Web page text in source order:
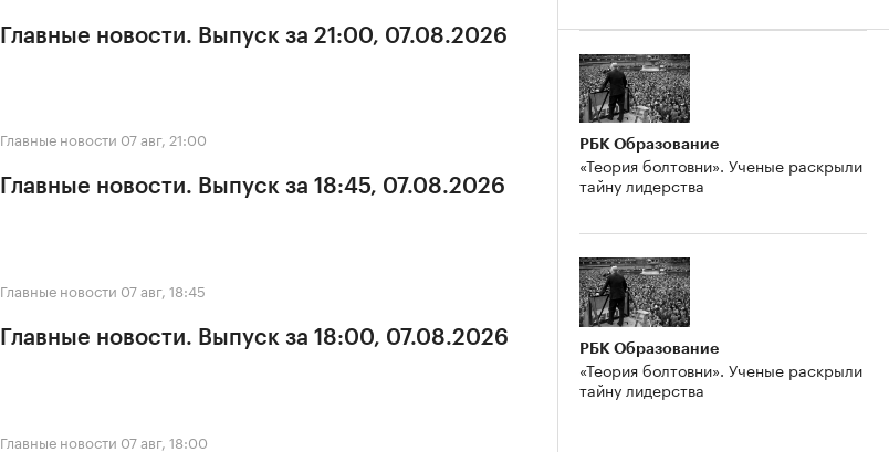
Главные новости. Выпуск за 21:00, 07.08.2026
Главные новости 07 авг, 21:00
Главные новости. Выпуск за 18:45, 07.08.2026
Главные новости 07 авг, 18:45
Главные новости. Выпуск за 18:00, 07.08.2026
Главные новости 07 авг, 18:00
РБК Образование
«Теория болтовни». Ученые раскрыли
тайну лидерства
РБК Образование
«Теория болтовни». Ученые раскрыли
тайну лидерства